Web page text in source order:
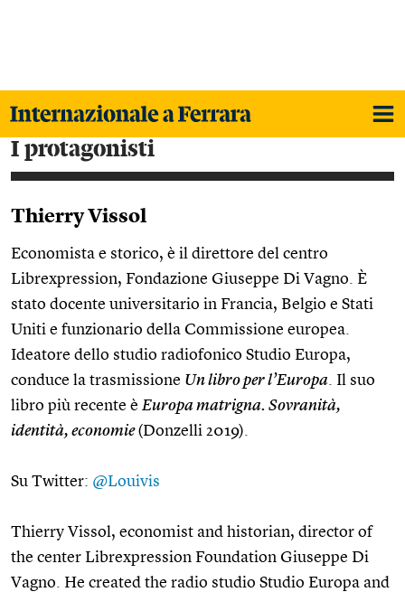
i protagonisti
Thierry Vissol
Economista e storico, è il direttore del centro
Librexpression, Fondazione Giuseppe Di Vagno. È
stato docente universitario in Francia, Belgio e Stati
Uniti e funzionario della Commissione europea.
Ideatore dello studio radiofonico Studio Europa,
conduce la trasmissione Un libro per l’Europa. Il suo
libro più recente è Europa matrigna. Sovranità,
identità, economie(Donzelli 2019).
Su Twitter: @Louivis
Thierry Vissol, economist and historian, director of
the center Librexpression Foundation Giuseppe Di
Vagno. He created the radio studio Studio Europa and